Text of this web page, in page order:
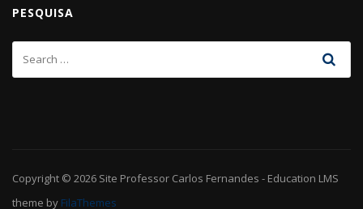
PESQUISA
Copyright © 2026 Site Professor Carlos Fernandes - Education LMS
theme by FilaThemes